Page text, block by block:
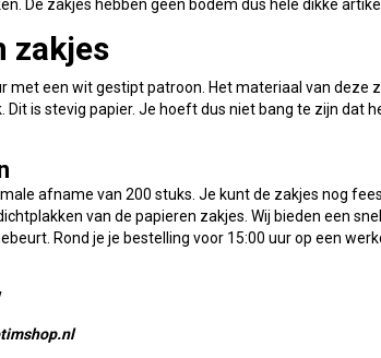
De zakjes hebben geen bodem dus hele dikke
zakjes
met een wit gestipt patroon. Het materiaal van deze
Dit is stevig papier. Je hoeft dus niet bang te zijn dat
afname van 200 stuks. Je kunt de zakjes nog
van de papieren zakjes. Wij bieden een
Rond je je bestelling voor 15:00 uur op een